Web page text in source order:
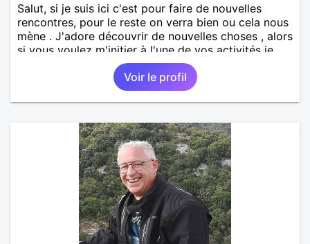
Salut, si je suis ici c'est pour faire de nouvelles
rencontres, pour le reste on verra bien ou cela nous
mène . J'adore découvrir de nouvelles choses , alors
si vous voulez m'initier à l'une de vos activités je
Voir le profil